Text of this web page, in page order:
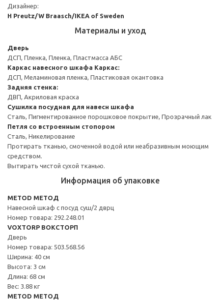
Дизайнер:
H Preutz/W Braasch/IKEA of Sweden
Материалы и уход
Дверь
ДСП, Пленка, Пленка, Пластмасса АБС
Каркас навесного шкафа Каркас:
ДСП, Меламиновая пленка, Пластиковая окантовка
Задняя стенка:
ДВП, Акриловая краска
Сушилка посудная для навесн шкафа
Сталь, Пигментированное порошковое покрытие, Прозрачный лак
Петля со встроенным стопором
Сталь, Никелирование
Протирать тканью, смоченной водой или неабразивным моющим
средством.
Вытирать чистой сухой тканью.
Информация об упаковке
METOD МЕТОД
Навесной шкаф с посуд суш/2 дврц
Номер товара: 292.248.01
VOXTORP ВОКСТОРП
Дверь
Номер товара: 503.568.56
Ширина: 40 см
Высота: 3 см
Длина: 68 см
Вес: 3.88 кг
METOD МЕТОД